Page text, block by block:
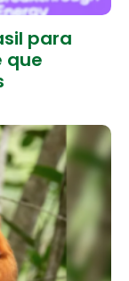
para
que